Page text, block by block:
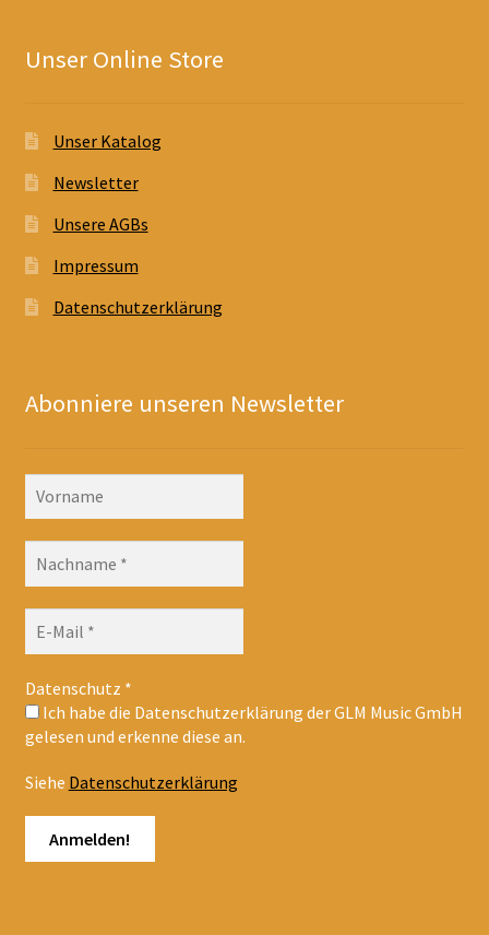
Unser Online Store
Unser Katalog
Newsletter
Unsere AGBs
Impressum
Datenschutzerklärung
Abonniere unseren Newsletter
Datenschutz *
Ich habe die Datenschutzerklärung der GLM Music GmbH
gelesen und erkenne diese an.
Siehe Datenschutzerklärung